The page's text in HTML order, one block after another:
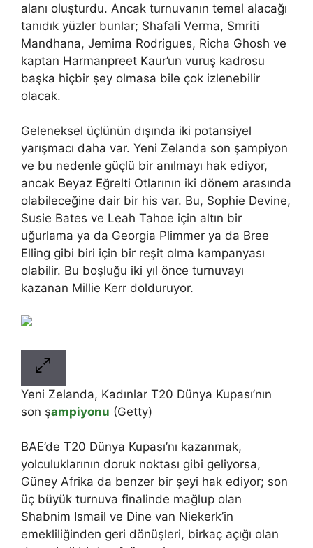
alanı oluşturdu. Ancak turnuvanın temel alacağı
tanıdık yüzler bunlar; Shafali Verma, Smriti
Mandhana, Jemima Rodrigues, Richa Ghosh ve
kaptan Harmanpreet Kaur’un vuruş kadrosu
başka hiçbir şey olmasa bile çok izlenebilir
olacak.
Geleneksel üçlünün dışında iki potansiyel
yarışmacı daha var. Yeni Zelanda son şampiyon
ve bu nedenle güçlü bir anılmayı hak ediyor,
ancak Beyaz Eğrelti Otlarının iki dönem arasında
olabileceğine dair bir his var. Bu, Sophie Devine,
Susie Bates ve Leah Tahoe için altın bir
uğurlama ya da Georgia Plimmer ya da Bree
Elling gibi biri için bir reşit olma kampanyası
olabilir. Bu boşluğu iki yıl önce turnuvayı
kazanan Millie Kerr dolduruyor.
Yeni Zelanda, Kadınlar T20 Dünya Kupası’nın
son şampiyonu (Getty)
BAE’de T20 Dünya Kupası’nı kazanmak,
yolculuklarının doruk noktası gibi geliyorsa,
Güney Afrika da benzer bir şeyi hak ediyor; son
üç büyük turnuva finalinde mağlup olan
Shabnim Ismail ve Dine van Niekerk’in
emekliliğinden geri dönüşleri, birkaç açığı olan